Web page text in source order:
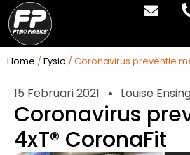
Home /Fysio / Coronavirus preventie
15 Februari 2021 Louise
Coronavirus
4xT® CoronaFit